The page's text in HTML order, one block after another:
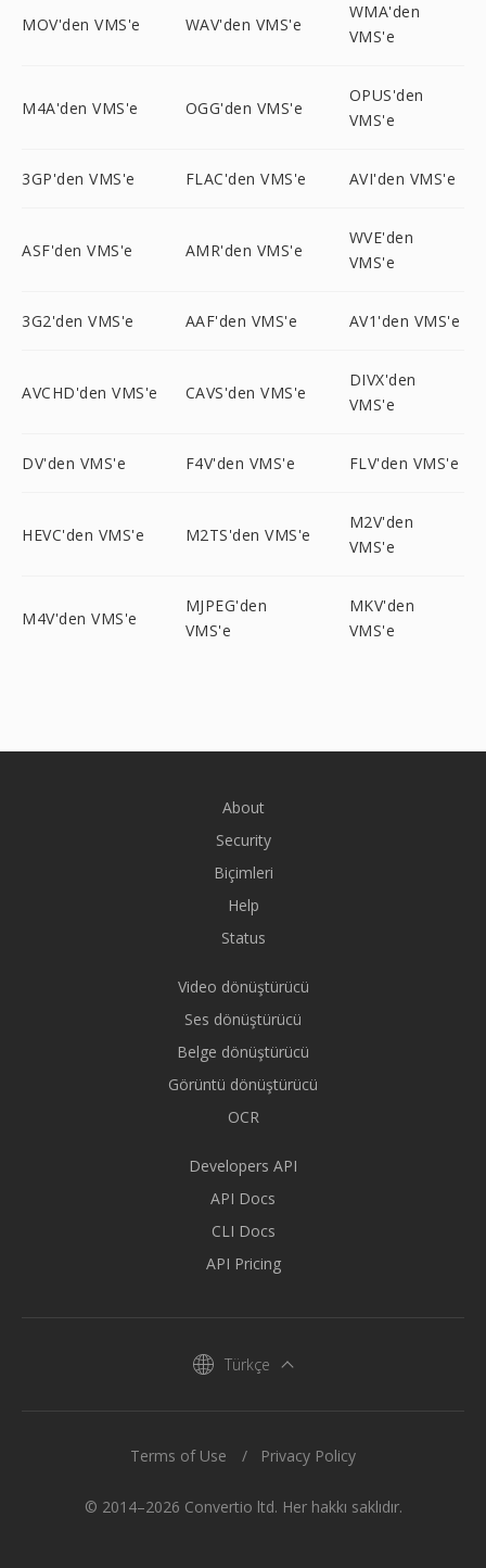
MOV'den VMS'e WAV'den VMS'e
WMA'den
VMS'e
M4A'den VMS'e OGG'den VMS'e
OPUS'den
VMS'e
3GP'den VMS'e FLAC'den VMS'e AVI'den VMS'e
ASF'den VMS'e AMR'den VMS'e
WVE'den
VMS'e
3G2'den VMS'e AAF'den VMS'e AV1'den VMS'e
AVCHD'den VMS'e CAVS'den VMS'e
DIVX'den
VMS'e
DV'den VMS'e F4V'den VMS'e FLV'den VMS'e
HEVC'den VMS'e M2TS'den VMS'e
M2V'den
VMS'e
M4V'den VMS'e
MJPEG'den
VMS'e
MKV'den
VMS'e
About
Security
Biçimleri
Help
Status
Video dönüştürücü
Ses dönüştürücü
Belge dönüştürücü
Görüntü dönüştürücü
OCR
Developers API
API Docs
CLI Docs
API Pricing
Türkçe
© 2014–2026 Convertio ltd. Her hakkı saklıdır.
Terms of Use Privacy Policy